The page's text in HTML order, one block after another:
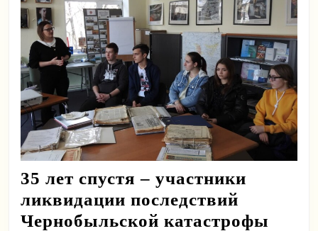
35 лет спустя – участники
ликвидации последствий
Чернобыльской катастрофы